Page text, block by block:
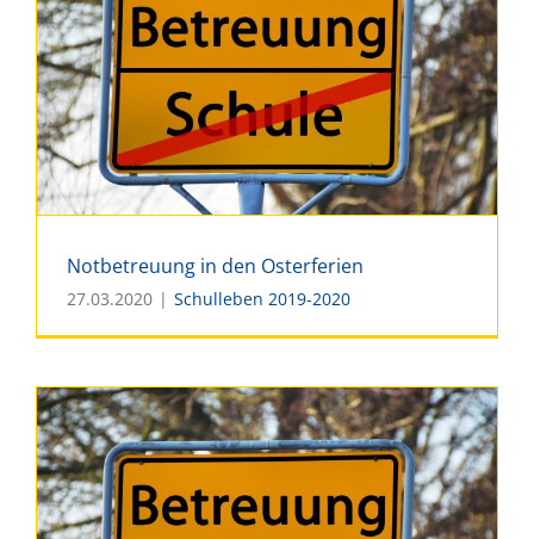
Osterferien
Notbetreuung in den Osterferien
27.03.2020 | Schulleben 2019-2020